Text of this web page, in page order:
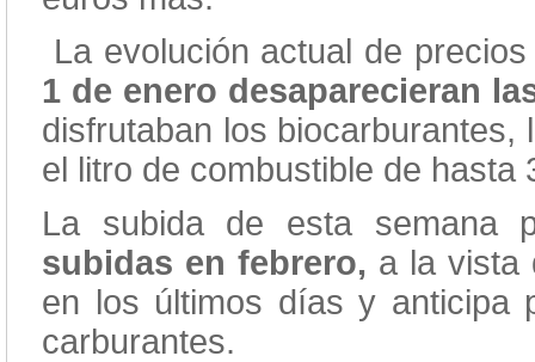
La evolución actual de
1 de enero desaparecieran
disfrutaban los
el litro de combustible de hasta
La subida de esta semana
subidas en febrero, a la vista
en los últimos días y anticipa
carburantes.